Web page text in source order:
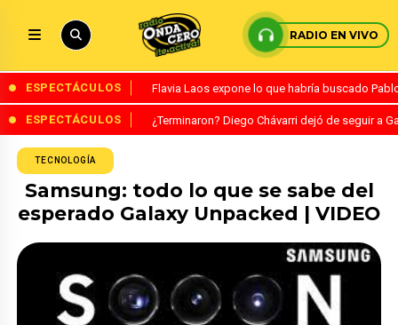
RADIO EN VIVO
ESPECTÁCULOS Flavia Laos expone lo que habría buscado
ESPECTÁCULOS ¿Terminaron? Diego Chávarri dejó de seguir a
TECNOLOGÍA
Samsung: todo lo que se sabe del
esperado Galaxy Unpacked | VIDEO